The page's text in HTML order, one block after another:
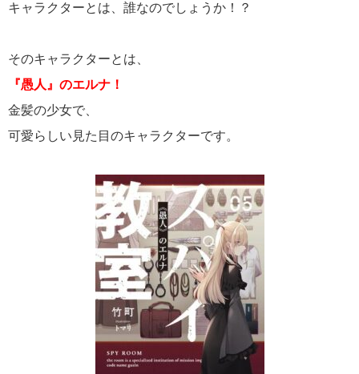
キャラクターとは、誰なのでしょうか！？
そのキャラクターとは、
『愚人』のエルナ！
金髪の少女で、
可愛らしい見た目のキャラクターです。